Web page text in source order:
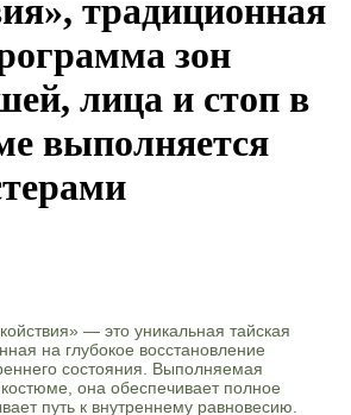
традиционная
зон
лица и стоп в
выполняется
— это уникальная тайская
на глубокое восстановление
состояния. Выполняемая
она обеспечивает полное
путь к внутреннему равновесию.